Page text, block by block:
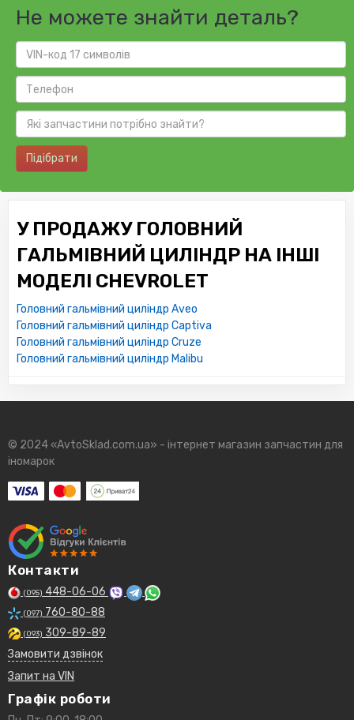
Не можете знайти деталь?
Підібрати
У ПРОДАЖУ ГОЛОВНИЙ
ГАЛЬМІВНИЙ ЦИЛІНДР НА ІНШІ
МОДЕЛІ CHEVROLET
Головний гальмівний циліндр Aveo
Головний гальмівний циліндр Captiva
Головний гальмівний циліндр Cruze
Головний гальмівний циліндр Malibu
© 2024 «AvtoSklad.com.ua» - інтернет магазин запчастин для
іномарок
Контакти
(095) 448-06-06
(097) 760-80-88
(093) 309-89-89
Замовити дзвінок
Запит на VIN
Графік роботи